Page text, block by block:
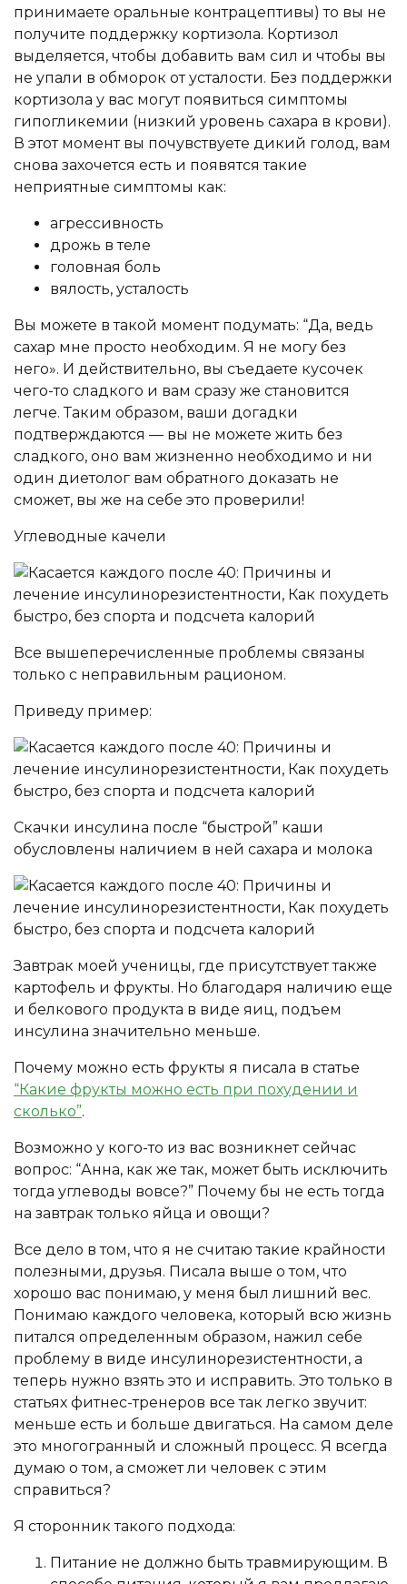
принимаете оральные контрацептивы) то вы не
получите поддержку кортизола. Кортизол
выделяется, чтобы добавить вам сил и чтобы вы
не упали в обморок от усталости. Без поддержки
кортизола у вас могут появиться симптомы
гипогликемии (низкий уровень сахара в крови).
В этот момент вы почувствуете дикий голод, вам
снова захочется есть и появятся такие
неприятные симптомы как:
агрессивность
дрожь в теле
головная боль
вялость, усталость
Вы можете в такой момент подумать: “Да, ведь
сахар мне просто необходим. Я не могу без
него». И действительно, вы съедаете кусочек
чего-то сладкого и вам сразу же становится
легче. Таким образом, ваши догадки
подтверждаются — вы не можете жить без
сладкого, оно вам жизненно необходимо и ни
один диетолог вам обратного доказать не
сможет, вы же на себе это проверили!
Углеводные качели
Все вышеперечисленные проблемы связаны
только с неправильным рационом.
Приведу пример:
Скачки инсулина после “быстрой” каши
обусловлены наличием в ней сахара и молока
Завтрак моей ученицы, где присутствует также
картофель и фрукты. Но благодаря наличию еще
и белкового продукта в виде яиц, подъем
инсулина значительно меньше.
Почему можно есть фрукты я писала в статье
“Какие фрукты можно есть при похудении и
сколько”.
Возможно у кого-то из вас возникнет сейчас
вопрос: “Анна, как же так, может быть исключить
тогда углеводы вовсе?” Почему бы не есть тогда
на завтрак только яйца и овощи?
Все дело в том, что я не считаю такие крайности
полезными, друзья. Писала выше о том, что
хорошо вас понимаю, у меня был лишний вес.
Понимаю каждого человека, который всю жизнь
питался определенным образом, нажил себе
проблему в виде инсулинорезистентности, а
теперь нужно взять это и исправить. Это только в
статьях фитнес-тренеров все так легко звучит:
меньше есть и больше двигаться. На самом деле
это многогранный и сложный процесс. Я всегда
думаю о том, а сможет ли человек с этим
справиться?
Я сторонник такого подхода:
Питание не должно быть травмирующим. В